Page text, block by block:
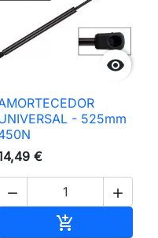

- 525mm
€
 
